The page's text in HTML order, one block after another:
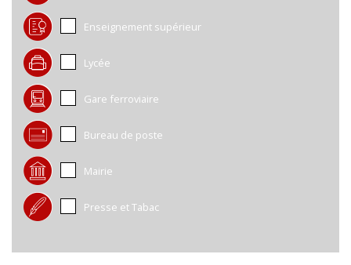
Enseignement supérieur
Lycée
Gare ferroviaire
Bureau de poste
Mairie
Presse et Tabac